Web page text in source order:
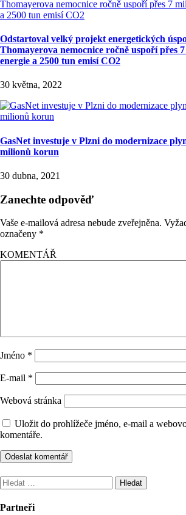
Odstartoval velký projekt energetických
Thomayerova nemocnice ročně uspoří přes
energie a 2500 tun emisí CO2
30 května, 2022
GasNet investuje v Plzni do modernizace
milionů korun
30 dubna, 2021
Zanechte odpověď
Vaše e-mailová adresa nebude zveřejněna.
označeny *
KOMENTÁŘ
Jméno *
E-mail *
Webová stránka
Uložit do prohlížeče jméno, e-mail a
komentáře.
Vyhledávání
Partneři